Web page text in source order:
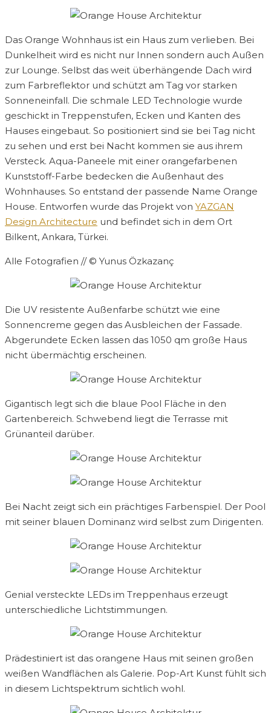
Das Orange Wohnhaus ist ein Haus zum verlieben. Bei
Dunkelheit wird es nicht nur Innen sondern auch Außen
zur Lounge. Selbst das weit überhängende Dach wird
zum Farbreflektor und schützt am Tag vor starken
Sonneneinfall. Die schmale LED Technologie wurde
geschickt in Treppenstufen, Ecken und Kanten des
Hauses eingebaut. So positioniert sind sie bei Tag nicht
zu sehen und erst bei Nacht kommen sie aus ihrem
Versteck. Aqua-Paneele mit einer orangefarbenen
Kunststoff-Farbe bedecken die Außenhaut des
Wohnhauses. So entstand der passende Name Orange
House. Entworfen wurde das Projekt von YAZGAN
Design Architecture und befindet sich in dem Ort
Bilkent, Ankara, Türkei.
Alle Fotografien // © Yunus Özkazanç
Die UV resistente Außenfarbe schützt wie eine
Sonnencreme gegen das Ausbleichen der Fassade.
Abgerundete Ecken lassen das 1050 qm große Haus
nicht übermächtig erscheinen.
Gigantisch legt sich die blaue Pool Fläche in den
Gartenbereich. Schwebend liegt die Terrasse mit
Grünanteil darüber.
Bei Nacht zeigt sich ein prächtiges Farbenspiel. Der Pool
mit seiner blauen Dominanz wird selbst zum Dirigenten.
Genial versteckte LEDs im Treppenhaus erzeugt
unterschiedliche Lichtstimmungen.
Prädestiniert ist das orangene Haus mit seinen großen
weißen Wandflächen als Galerie. Pop-Art Kunst fühlt sich
in diesem Lichtspektrum sichtlich wohl.